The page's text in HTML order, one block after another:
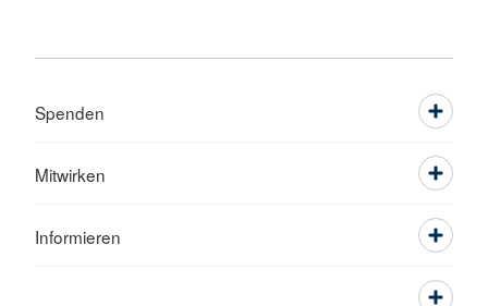
Spenden
Mitwirken
Informieren